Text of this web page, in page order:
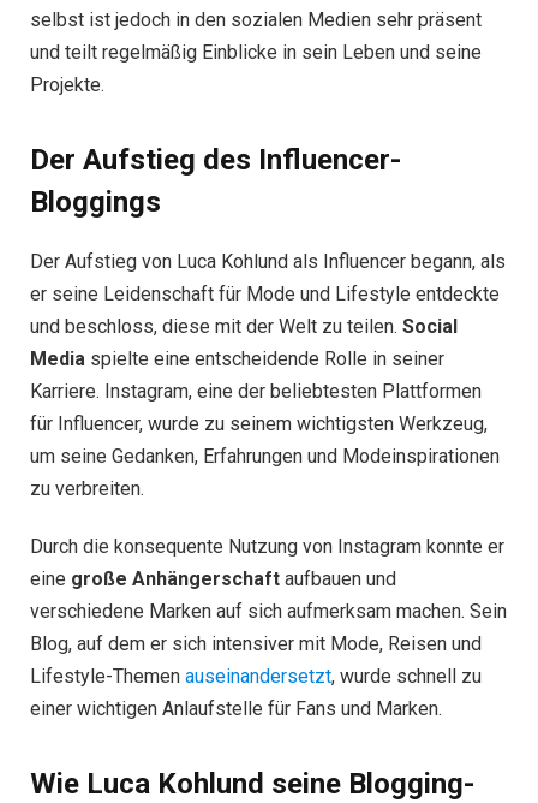
selbst ist jedoch in den sozialen Medien sehr präsent
und teilt regelmäßig Einblicke in sein Leben und seine
Projekte.
Der Aufstieg des Influencer-
Bloggings
Der Aufstieg von Luca Kohlund als Influencer begann, als
er seine Leidenschaft für Mode und Lifestyle entdeckte
und beschloss, diese mit der Welt zu teilen. Social
Media spielte eine entscheidende Rolle in seiner
Karriere. Instagram, eine der beliebtesten Plattformen
für Influencer, wurde zu seinem wichtigsten Werkzeug,
um seine Gedanken, Erfahrungen und Modeinspirationen
zu verbreiten.
Durch die konsequente Nutzung von Instagram konnte er
eine große Anhängerschaft aufbauen und
verschiedene Marken auf sich aufmerksam machen. Sein
Blog, auf dem er sich intensiver mit Mode, Reisen und
Lifestyle-Themen auseinandersetzt, wurde schnell zu
einer wichtigen Anlaufstelle für Fans und Marken.
Wie Luca Kohlund seine Blogging-